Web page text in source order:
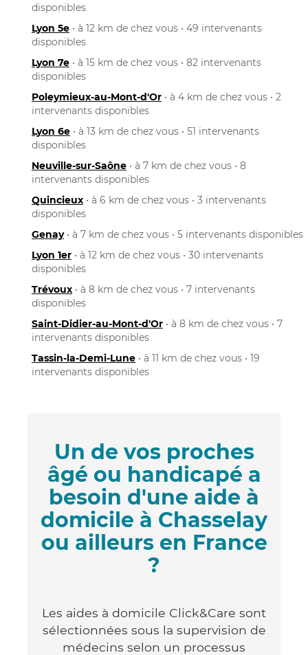
disponibles
Lyon 5e • à 12 km de chez vous • 49 intervenants
disponibles
Lyon 7e • à 15 km de chez vous • 82 intervenants
disponibles
Poleymieux-au-Mont-d'Or • à 4 km de chez vous • 2
intervenants disponibles
Lyon 6e • à 13 km de chez vous • 51 intervenants
disponibles
Neuville-sur-Saône • à 7 km de chez vous • 8
intervenants disponibles
Quincieux • à 6 km de chez vous • 3 intervenants
disponibles
Genay• à 7 km de chez vous • 5 intervenants disponibles
Lyon 1er • à 12 km de chez vous • 30 intervenants
disponibles
Trévoux • à 8 km de chez vous • 7 intervenants
disponibles
Saint-Didier-au-Mont-d'Or • à 8 km de chez vous • 7
intervenants disponibles
Tassin-la-Demi-Lune • à 11 km de chez vous • 19
intervenants disponibles
Un de vos proches
âgé ou handicapé a
besoin d'une aide à
domicile à Chasselay
ou ailleurs en France
?
Les aides à domicile Click&Care sont
sélectionnées sous la supervision de
médecins selon un processus